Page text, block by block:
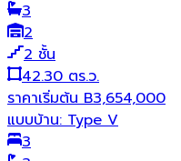
3
2
2 ชั้น
42.30 ตร.ว.
ราคาเริ่มต้น B3,654,000
แบบบ้าน: Type V
3